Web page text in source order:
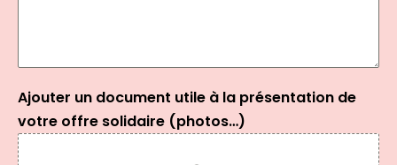
Ajouter un document utile à la présentation de
votre offre solidaire (photos…)